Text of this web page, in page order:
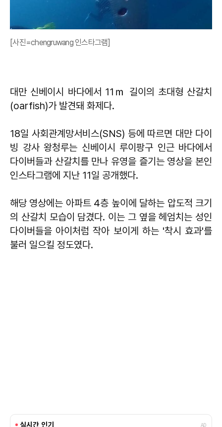
[사진=chengruwang 인스타그램]
대만 신베이시 바다에서 11ｍ 길이의 초대형 산갈치
(oarfish)가 발견돼 화제다.
18일 사회관계망서비스(SNS) 등에 따르면 대만 다이
빙 강사 왕청루는 신베이시 루이팡구 인근 바다에서
다이버들과 산갈치를 만나 유영을 즐기는 영상을 본인
인스타그램에 지난 11일 공개했다.
해당 영상에는 아파트 4층 높이에 달하는 압도적 크기
의 산갈치 모습이 담겼다. 이는 그 옆을 헤엄치는 성인
다이버들을 아이처럼 작아 보이게 하는 '착시 효과'를
불러 일으킬 정도였다.